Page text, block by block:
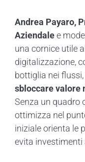
Andrea Payaro,
Aziendalee
una cornice utile
digitalizzazione,
bottiglia nei
sbloccare valore
Senza un quadro
ottimizza nel
iniziale orienta le
evita investimenti